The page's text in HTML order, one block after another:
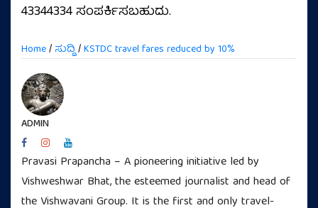
43344334 ಸಂಪರ್ಕಿಸಬಹುದು.
Home/ಸುದ್ದಿ/KSTDC travel fares reduced by 10%
ADMIN
Pravasi Prapancha – A pioneering initiative led by
Vishweshwar Bhat, the esteemed journalist and head of
the Vishwavani Group. It is the first and only travel-